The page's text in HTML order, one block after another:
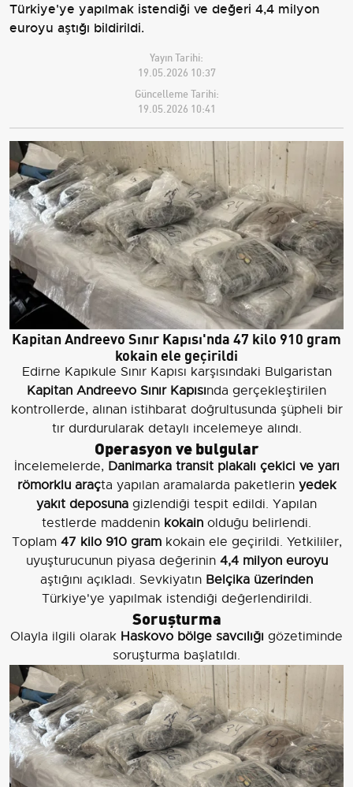
Türkiye'ye yapılmak istendiği ve değeri 4,4 milyon
euroyu aştığı bildirildi.
Yayın Tarihi:
19.05.2026 10:37
Güncelleme Tarihi:
19.05.2026 10:41
Kapitan Andreevo Sınır Kapısı'nda 47 kilo 910 gram
kokain ele geçirildi
Edirne Kapıkule Sınır Kapısı karşısındaki Bulgaristan
Kapitan Andreevo Sınır Kapısında gerçekleştirilen
kontrollerde, alınan istihbarat doğrultusunda şüpheli bir
tır durdurularak detaylı incelemeye alındı.
Operasyon ve bulgular
İncelemelerde, Danimarka transit plakalı çekici ve yarı
römorklu araçta yapılan aramalarda paketlerin yedek
yakıt deposuna gizlendiği tespit edildi. Yapılan
testlerde maddenin kokain olduğu belirlendi.
Toplam 47 kilo 910 gramkokain ele geçirildi. Yetkililer,
uyuşturucunun piyasa değerinin 4,4 milyon euroyu
aştığını açıkladı. Sevkiyatın Belçika üzerinden
Türkiye'ye yapılmak istendiği değerlendirildi.
Soruşturma
Olayla ilgili olarak Haskovo bölge savcılığı gözetiminde
soruşturma başlatıldı.